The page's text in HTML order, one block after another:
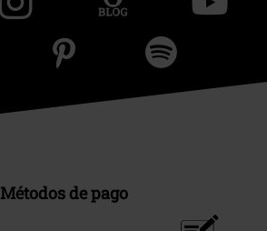
Métodos de pago